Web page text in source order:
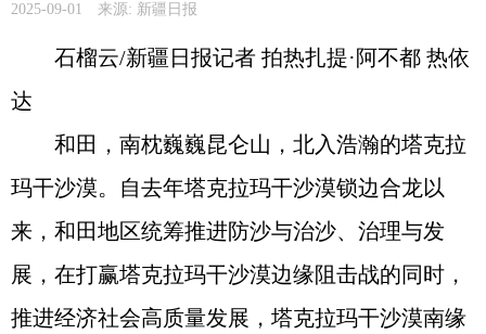
2025-09-01 来源: 新疆日报
石榴云/新疆日报记者 拍热扎提·阿不都 热依
达
和田，南枕巍巍昆仑山，北入浩瀚的塔克拉
玛干沙漠。自去年塔克拉玛干沙漠锁边合龙以
来，和田地区统筹推进防沙与治沙、治理与发
展，在打赢塔克拉玛干沙漠边缘阻击战的同时，
推进经济社会高质量发展，塔克拉玛干沙漠南缘